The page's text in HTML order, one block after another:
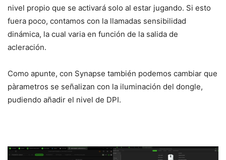
nivel propio que se activará solo al estar jugando. Si esto
fuera poco, contamos con la llamadas sensibilidad
dinámica, la cual varia en función de la salida de
acleración.
Como apunte, con Synapse también podemos cambiar que
pàrametros se señalizan con la iluminación del dongle,
pudiendo añadir el nivel de DPI.